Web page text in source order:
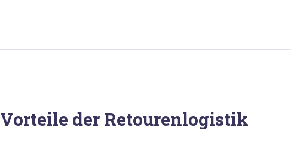
Vorteile der Retourenlogistik